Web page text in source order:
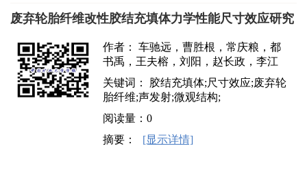
废弃轮胎纤维改性胶结充填体力学性能尺寸效应研究
作者： 车驰远，曹胜根，常庆粮，都
书禹，王夫榕，刘阳，赵长政，李江
关键词： 胶结充填体;尺寸效应;废弃轮
胎纤维;声发射;微观结构;
阅读量：0
摘要：
[显示详情]